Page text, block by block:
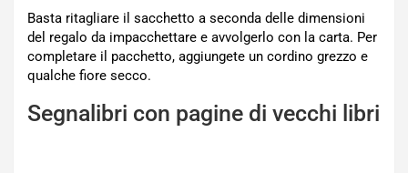
Basta ritagliare il sacchetto a seconda delle dimensioni
del regalo da impacchettare e avvolgerlo con la carta. Per
completare il pacchetto, aggiungete un cordino grezzo e
qualche fiore secco.
Segnalibri con pagine di vecchi libri